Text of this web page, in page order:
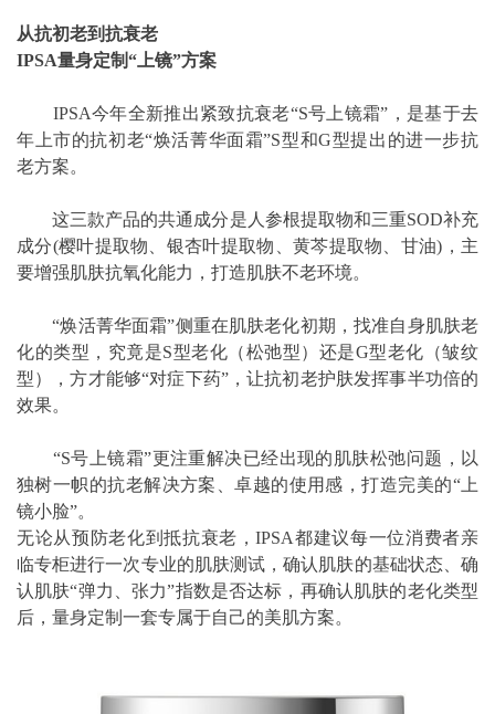
从抗初老到抗衰老
IPSA量身定制“上镜”方案
IPSA今年全新推出紧致抗衰老“S号上镜霜”，是基于去
年上市的抗初老“焕活菁华面霜”S型和G型提出的进一步抗
老方案。
这三款产品的共通成分是人参根提取物和三重SOD补充
成分(樱叶提取物、银杏叶提取物、黄芩提取物、甘油)，主
要增强肌肤抗氧化能力，打造肌肤不老环境。
“焕活菁华面霜”侧重在肌肤老化初期，找准自身肌肤老
化的类型，究竟是S型老化（松弛型）还是G型老化（皱纹
型），方才能够“对症下药”，让抗初老护肤发挥事半功倍的
效果。
“S号上镜霜”更注重解决已经出现的肌肤松弛问题，以
独树一帜的抗老解决方案、卓越的使用感，打造完美的“上
镜小脸”。
无论从预防老化到抵抗衰老，IPSA都建议每一位消费者亲
临专柜进行一次专业的肌肤测试，确认肌肤的基础状态、确
认肌肤“弹力、张力”指数是否达标，再确认肌肤的老化类型
后，量身定制一套专属于自己的美肌方案。